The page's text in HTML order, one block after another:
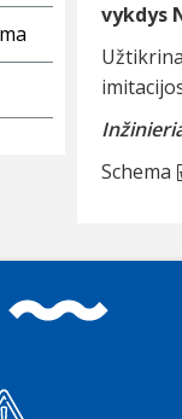
vykdys
Schema